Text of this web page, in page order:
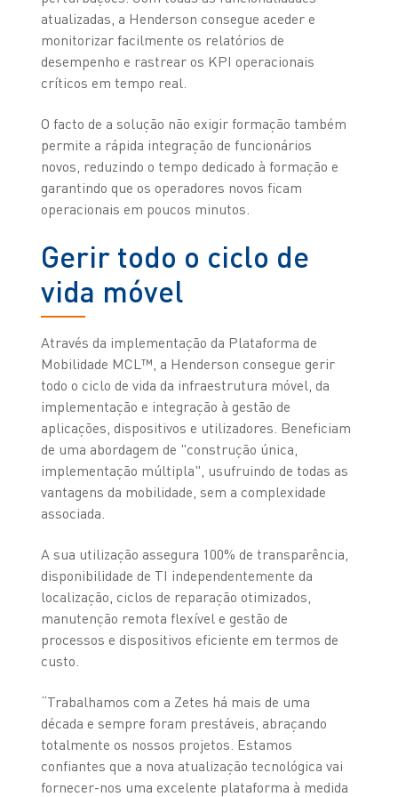
atualizadas, a Henderson consegue aceder e
monitorizar facilmente os relatórios de
desempenho e rastrear os KPI operacionais
críticos em tempo real.
O facto de a solução não exigir formação também
permite a rápida integração de funcionários
novos, reduzindo o tempo dedicado à formação e
garantindo que os operadores novos ficam
operacionais em poucos minutos.
Gerir todo o ciclo de
vida móvel
Através da implementação da Plataforma de
Mobilidade MCL™, a Henderson consegue gerir
todo o ciclo de vida da infraestrutura móvel, da
implementação e integração à gestão de
aplicações, dispositivos e utilizadores. Beneficiam
de uma abordagem de "construção única,
implementação múltipla", usufruindo de todas as
vantagens da mobilidade, sem a complexidade
associada.
A sua utilização assegura 100% de transparência,
disponibilidade de TI independentemente da
localização, ciclos de reparação otimizados,
manutenção remota flexível e gestão de
processos e dispositivos eficiente em termos de
custo.
“Trabalhamos com a Zetes há mais de uma
década e sempre foram prestáveis, abraçando
totalmente os nossos projetos. Estamos
confiantes que a nova atualização tecnológica vai
fornecer-nos uma excelente plataforma à medida